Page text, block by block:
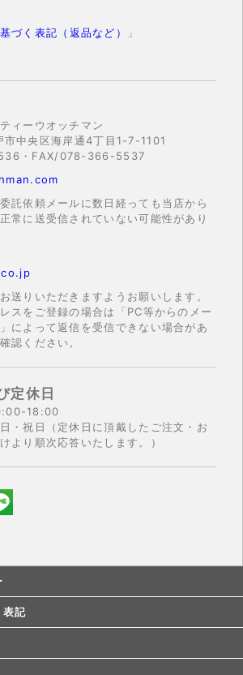
づく表記（返品など）
」
ィーウオッチマン
中央区海岸通4丁目1-7-1101
・FAX/078-366-5537
託依頼メールに数日経っても当店から
常に送受信されていない可能性があり
送りいただきますようお願いします。
スをご登録の場合は「PC等からのメー
によって返信を受信できない場合があ
認ください。
定休日
18:00
・祝日（定休日に頂戴したご注文・お
より順次応答いたします。）
表記